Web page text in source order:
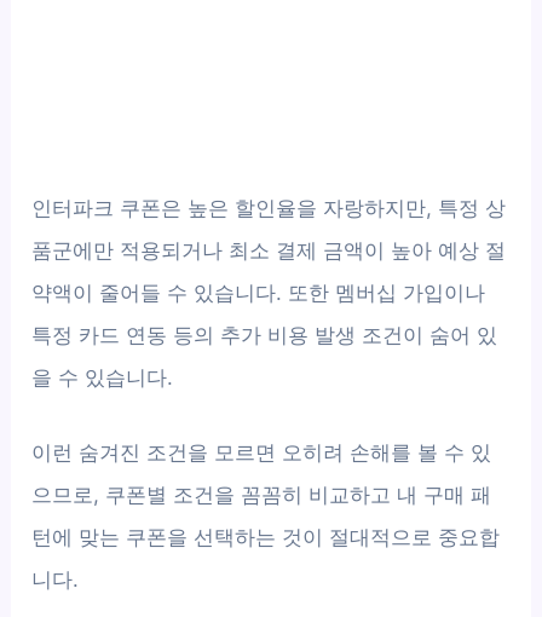
인터파크 쿠폰은 높은 할인율을 자랑하지만, 특정 상
품군에만 적용되거나 최소 결제 금액이 높아 예상 절
약액이 줄어들 수 있습니다. 또한 멤버십 가입이나
특정 카드 연동 등의 추가 비용 발생 조건이 숨어 있
을 수 있습니다.
이런 숨겨진 조건을 모르면 오히려 손해를 볼 수 있
으므로, 쿠폰별 조건을 꼼꼼히 비교하고 내 구매 패
턴에 맞는 쿠폰을 선택하는 것이 절대적으로 중요합
니다.